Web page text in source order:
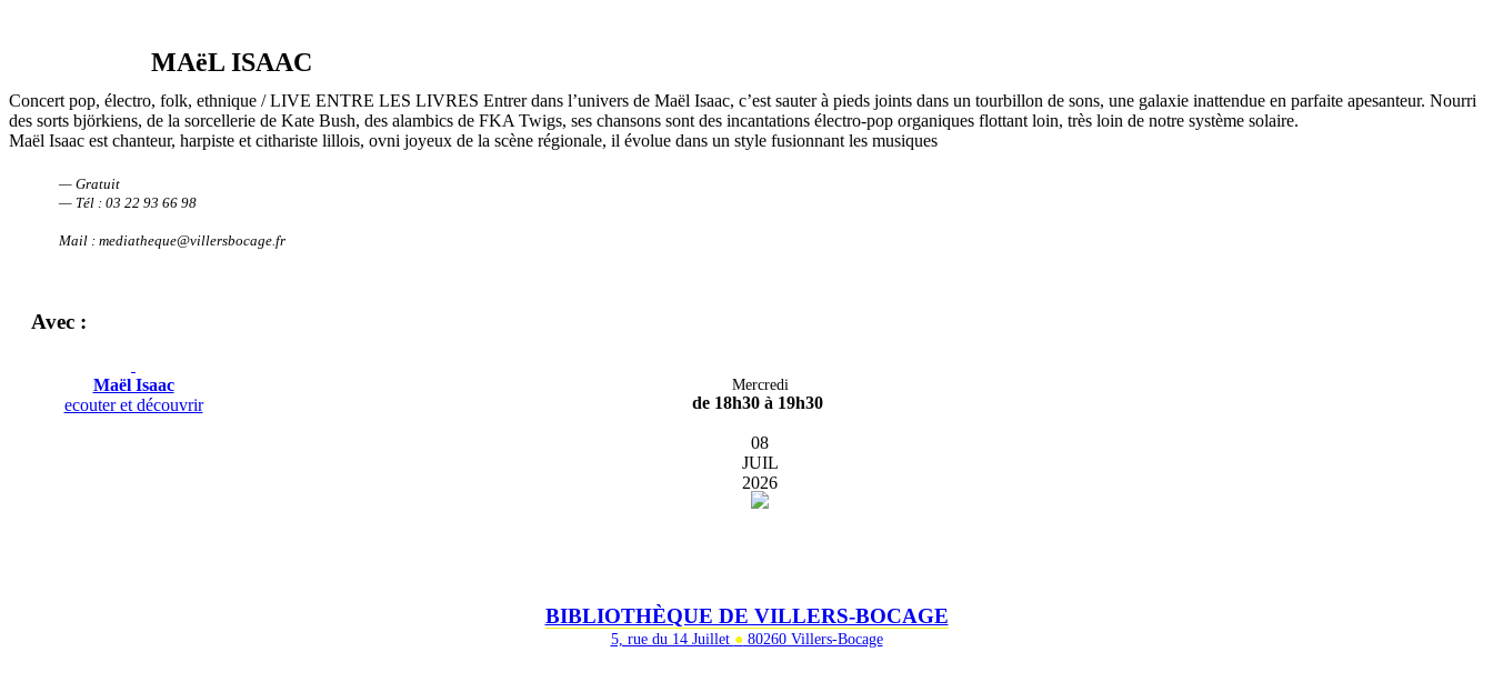
MAëL ISAAC
Concert pop, électro, folk, ethnique / LIVE ENTRE LES LIVRES Entrer dans l’univers de Maël Isaac, c’est sauter à pieds joints dans un tourbillon de sons, une galaxie inattendue en parfaite apesanteur. Nourri
des sorts björkiens, de la sorcellerie de Kate Bush, des alambics de FKA Twigs, ses chansons sont des incantations électro-pop organiques flottant loin, très loin de notre système solaire.
Maël Isaac est chanteur, harpiste et cithariste lillois, ovni joyeux de la scène régionale, il évolue dans un style fusionnant les musiques
— Gratuit
— Tél : 03 22 93 66 98
Mail : mediatheque@villersbocage.fr
Avec :
Maël Isaac
ecouter et découvrir
Mercredi
de 18h30 à 19h30
08
JUIL
2026
BIBLIOTHÈQUE DE VILLERS-BOCAGE
5, rue du 14 Juillet ●80260 Villers-Bocage